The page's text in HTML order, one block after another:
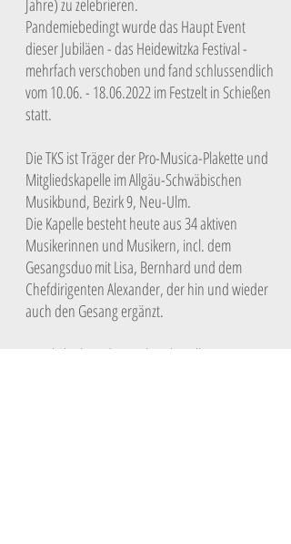
Jahre) zu zelebrieren.
Pandemiebedingt wurde das Haupt Event
dieser Jubiläen - das Heidewitzka Festival -
mehrfach verschoben und fand schlussendlich
vom10.06. - 18.06.2022im Festzelt in Schießen
statt.
Die TKS ist Träger der Pro-Musica-Plakette und
Mitgliedskapelle im Allgäu-Schwäbischen
Musikbund, Bezirk 9, Neu-Ulm.
Die Kapelle besteht heute aus 34 aktiven
Musikerinnen und Musikern, incl. dem
Gesangsduo mit Lisa, Bernhard und dem
Chefdirigenten Alexander, der hin und wieder
auch den Gesang ergänzt.
Musikalisch ist die Trachtenkapelle